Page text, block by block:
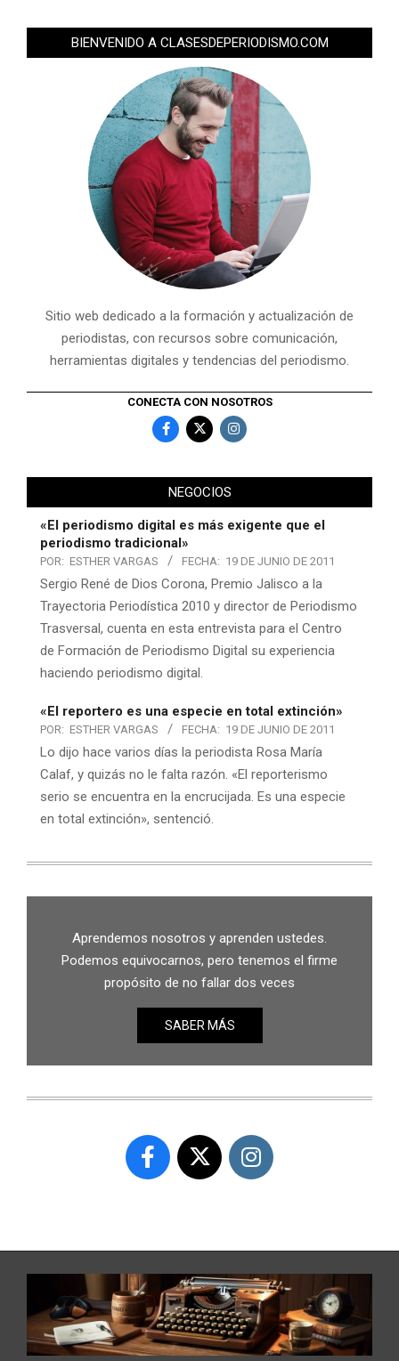
BIENVENIDO A CLASESDEPERIODISMO.COM
Sitio web dedicado a la formación y actualización de
periodistas, con recursos sobre comunicación,
herramientas digitales y tendencias del periodismo.
CONECTA CON NOSOTROS
NEGOCIOS
«El periodismo digital es más exigente que el
periodismo tradicional»
POR: ESTHER VARGAS FECHA: 19 DE JUNIO DE 2011
Sergio René de Dios Corona, Premio Jalisco a la
Trayectoria Periodística 2010 y director de Periodismo
Trasversal, cuenta en esta entrevista para el Centro
de Formación de Periodismo Digital su experiencia
haciendo periodismo digital.
«El reportero es una especie en total extinción»
POR: ESTHER VARGAS FECHA: 19 DE JUNIO DE 2011
Lo dijo hace varios días la periodista Rosa María
Calaf, y quizás no le falta razón. «El reporterismo
serio se encuentra en la encrucijada. Es una especie
en total extinción», sentenció.
Aprendemos nosotros y aprenden ustedes.
Podemos equivocarnos, pero tenemos el firme
propósito de no fallar dos veces
SABER MÁS